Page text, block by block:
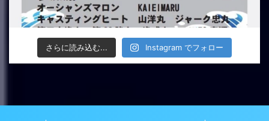
さらに読み込む... Instagram でフォロー